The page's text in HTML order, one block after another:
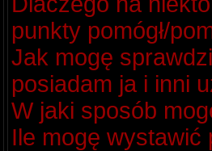
punkty pomógł/
Jak mogę
posiadam ja i inni
W jaki sposób
Ile mogę wystawić